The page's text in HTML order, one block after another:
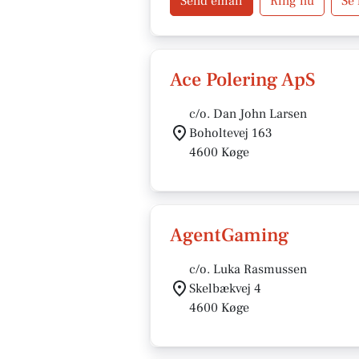
Ace Polering ApS
c/o. Dan John Larsen
Boholtevej 163
4600 Køge
AgentGaming
c/o. Luka Rasmussen
Skelbækvej 4
4600 Køge